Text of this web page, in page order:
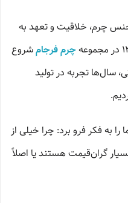
جنس چرم، خلاقیت و تعهد به
چرم فرجامشروع
سال‌ها تجربه در تولید
به فکر فرو برد: چرا خیلی از
گران‌قیمت هستند یا اصلاً